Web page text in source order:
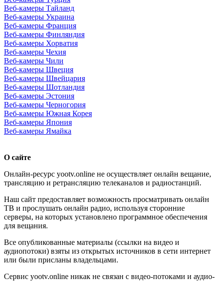
Веб-камеры Тайланд
Веб-камеры Украина
Веб-камеры Франция
Веб-камеры Финляндия
Веб-камеры Хорватия
Веб-камеры Чехия
Веб-камеры Чили
Веб-камеры Швеция
Веб-камеры Швейцария
Веб-камеры Шотландия
Веб-камеры Эстония
Веб-камеры Черногория
Веб-камеры Южная Корея
Веб-камеры Япония
Веб-камеры Ямайка
О сайте
Онлайн-ресурс yootv.online не осуществляет онлайн вещание,
трансляцию и ретрансляцию телеканалов и радиостанций.
Наш сайт предоставляет возможность просматривать онлайн
ТВ и прослушать онлайн радио, используя сторонние
серверы, на которых установлено программное обеспечения
для вещания.
Все опубликованные материалы (ссылки на видео и
аудиопотоки) взяты из открытых источников в сети интернет
или были присланы владельцами.
Сервис yootv.online никак не связан с видео-потоками и аудио-